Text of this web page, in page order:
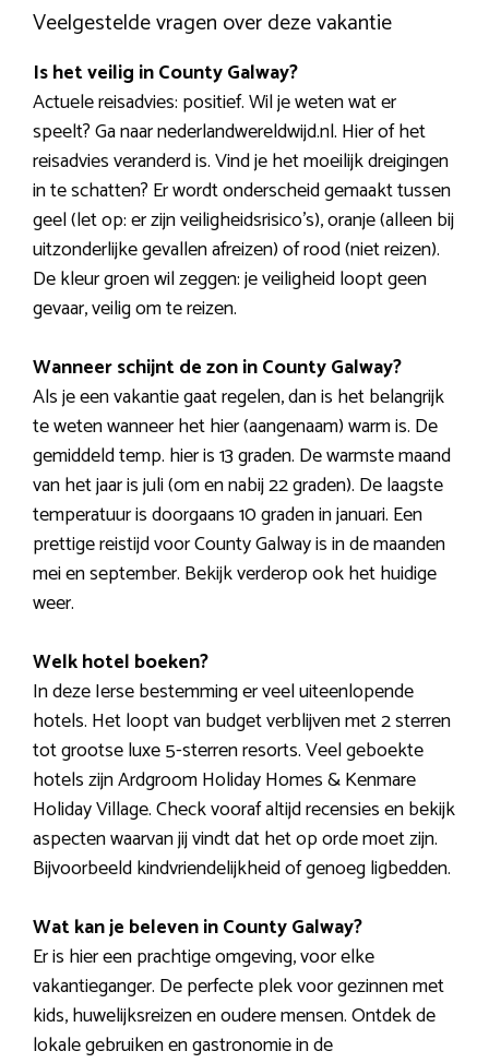
Veelgestelde vragen over deze vakantie
Is het veilig in County Galway?
Actuele reisadvies: positief. Wil je weten wat er
speelt? Ga naar nederlandwereldwijd.nl. Hier of het
reisadvies veranderd is. Vind je het moeilijk dreigingen
in te schatten? Er wordt onderscheid gemaakt tussen
geel (let op: er zijn veiligheidsrisico’s), oranje (alleen bij
uitzonderlijke gevallen afreizen) of rood (niet reizen).
De kleur groen wil zeggen: je veiligheid loopt geen
gevaar, veilig om te reizen.
Wanneer schijnt de zon in County Galway?
Als je een vakantie gaat regelen, dan is het belangrijk
te weten wanneer het hier (aangenaam) warm is. De
gemiddeld temp. hier is 13 graden. De warmste maand
van het jaar is juli (om en nabij 22 graden). De laagste
temperatuur is doorgaans 10 graden in januari. Een
prettige reistijd voor County Galway is in de maanden
mei en september. Bekijk verderop ook het huidige
weer.
Welk hotel boeken?
In deze Ierse bestemming er veel uiteenlopende
hotels. Het loopt van budget verblijven met 2 sterren
tot grootse luxe 5-sterren resorts. Veel geboekte
hotels zijn Ardgroom Holiday Homes & Kenmare
Holiday Village. Check vooraf altijd recensies en bekijk
aspecten waarvan jij vindt dat het op orde moet zijn.
Bijvoorbeeld kindvriendelijkheid of genoeg ligbedden.
Wat kan je beleven in County Galway?
Er is hier een prachtige omgeving, voor elke
vakantieganger. De perfecte plek voor gezinnen met
kids, huwelijksreizen en oudere mensen. Ontdek de
lokale gebruiken en gastronomie in de